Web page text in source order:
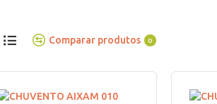
Comparar produtos 0